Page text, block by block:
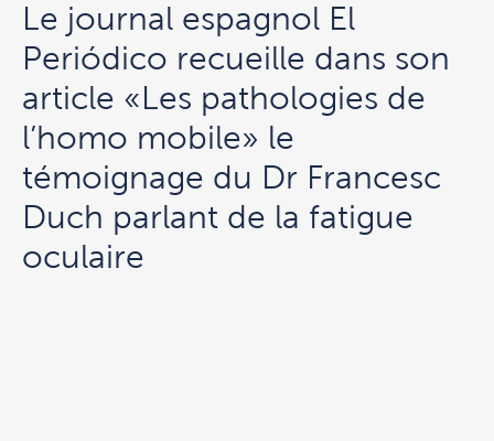
Le journal espagnol El
Periódico recueille dans son
article «Les pathologies de
l’homo mobile» le
témoignage du Dr Francesc
Duch parlant de la fatigue
oculaire